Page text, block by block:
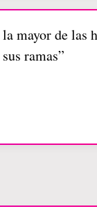
mayor de las
ramas”